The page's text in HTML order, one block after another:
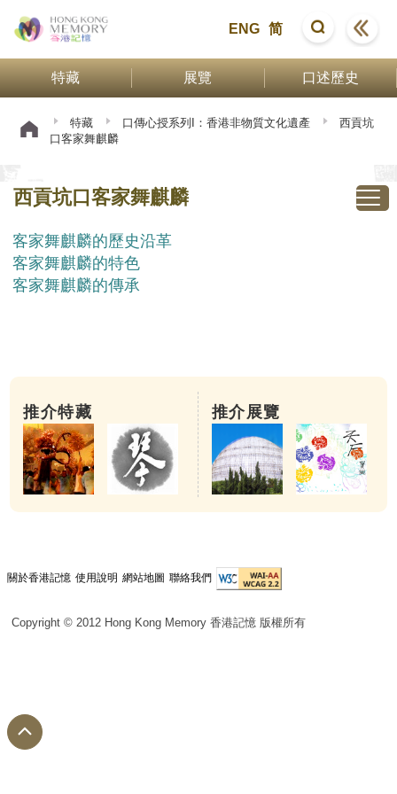
ENG 简
特藏 展覽 口述歷史
特藏 口傳心授系列I：香港非物質文化遺產
西貢坑
口客家舞麒麟
西貢坑口客家舞麒麟
客家舞麒麟的歷史沿革
客家舞麒麟的特色
客家舞麒麟的傳承
推介特藏 推介展覽
關於香港記憶 使用說明 網站地圖 聯絡我們
Copyright © 2012 Hong Kong Memory 香港記憶 版權所有